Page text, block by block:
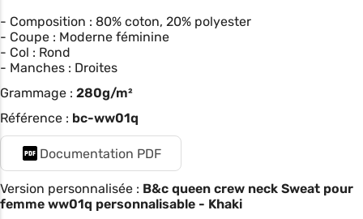
- Composition : 80% coton, 20% polyester
- Coupe : Moderne féminine
- Col : Rond
- Manches : Droites
Grammage : 280g/m²
Référence : bc-ww01q
Documentation PDF
Version personnalisée : B&c queen crew neck Sweat pour
femme ww01q personnalisable - Khaki